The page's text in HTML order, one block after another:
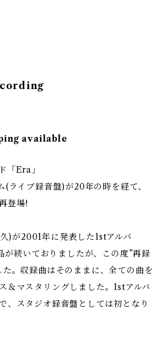
available
「Era」
(ライブ録音盤)が20年の時を経て、
登場!
)が2001年に発表した1stアルバ
が続いておりましたが、この度”再録
。収録曲はそのままに、全ての曲を
＆マスタリングしました。1stアルバ
、スタジオ録音盤としては初となり